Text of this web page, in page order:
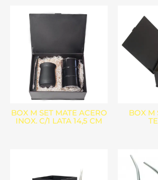
BOX M SET MATE ACERO
INOX. C/1 LATA 14,5 CM
BOX M